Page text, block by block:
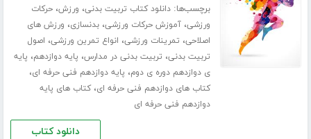
برچسب‌ها:دانلود کتاب تربیت بدنی، ورزش،حرکات
ورزشی،آموزش حرکات ورزشی،بدنسازی، ورزش های
اصلاحی، تمرینات ورزشی، انواع تمرین ورزشی، اصول
تربیت بدنی، تربیت بدنی در مدارس، پایه دوازدهم، پایه
ی دوازدهم دوره ی دوم، پایه دوازدهم فنی حرفه ای،
کتاب های دوازدهم فنی حرفه ای،کتاب های پایه
دوازدهم فنی حرفه ای
دانلود کتاب